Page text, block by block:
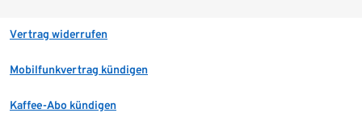
Vertrag widerrufen
Mobilfunkvertrag kündigen
Kaffee-Abo kündigen